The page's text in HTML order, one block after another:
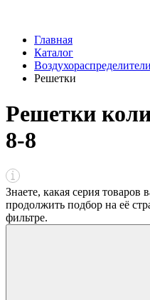
Главная
Каталог
Воздухораспределители
Решетки
Решетки
8-8
Знаете, какая серия
продолжить подбор на её
фильтре.